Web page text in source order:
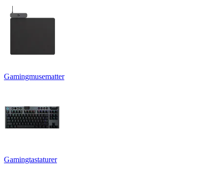
Gamingmusematter
Gamingtastaturer